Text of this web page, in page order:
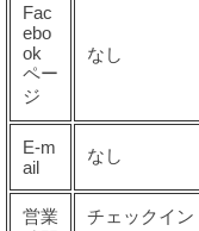
Fac
ebo
ok
ペー
ジ
なし
E-m
ail
なし
営業
チェックイン